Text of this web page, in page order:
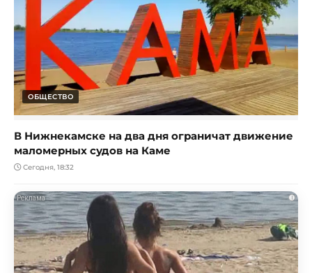
ОБЩЕСТВО
В Нижнекамске на два дня ограничат движение
маломерных судов на Каме
Сегодня, 18:32
i